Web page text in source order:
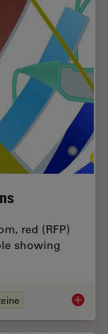
red (RFP)
showing